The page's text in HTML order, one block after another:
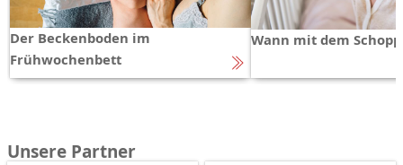
Der Beckenboden im
Frühwochenbett
Wann mit dem
Unsere Partner